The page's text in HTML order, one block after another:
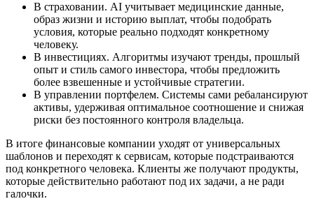
В страховании. AI учитывает медицинские данные,
образ жизни и историю выплат, чтобы подобрать
условия, которые реально подходят конкретному
человеку.
В инвестициях. Алгоритмы изучают тренды, прошлый
опыт и стиль самого инвестора, чтобы предложить
более взвешенные и устойчивые стратегии.
В управлении портфелем. Системы сами ребалансируют
активы, удерживая оптимальное соотношение и снижая
риски без постоянного контроля владельца.
В итоге финансовые компании уходят от универсальных
шаблонов и переходят к сервисам, которые подстраиваются
под конкретного человека. Клиенты же получают продукты,
которые действительно работают под их задачи, а не ради
галочки.